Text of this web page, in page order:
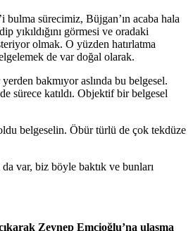
bulma sürecimiz, Büjgan’ın acaba hala
yıkıldığını görmesi ve oradaki
olmak. O yüzden hatırlatma
de var doğal olarak.
bakmıyor aslında bu belgesel.
sürece katıldı. Objektif bir belgesel
belgeselin. Öbür türlü de çok tekdüze
var, biz böyle baktık ve bunları
Zeynep Emçioğlu’na ulaşma